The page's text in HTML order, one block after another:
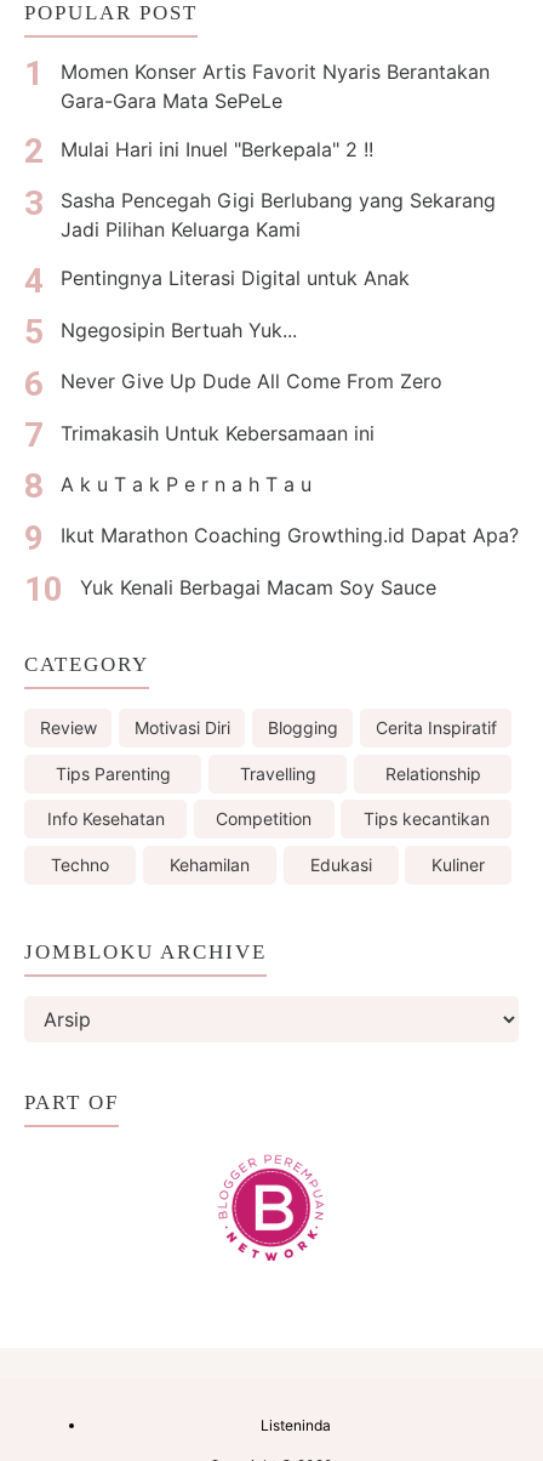
POPULAR POST
Momen Konser Artis Favorit Nyaris Berantakan
Gara-Gara Mata SePeLe
Mulai Hari ini Inuel "Berkepala" 2 !!
Sasha Pencegah Gigi Berlubang yang Sekarang
Jadi Pilihan Keluarga Kami
Pentingnya Literasi Digital untuk Anak
Ngegosipin Bertuah Yuk...
Never Give Up Dude All Come From Zero
Trimakasih Untuk Kebersamaan ini
A k u T a k P e r n a h T a u
Ikut Marathon Coaching Growthing.id Dapat Apa?
Yuk Kenali Berbagai Macam Soy Sauce
CATEGORY
Review Motivasi Diri Blogging Cerita Inspiratif
Tips Parenting Travelling Relationship
Info Kesehatan Competition Tips kecantikan
Techno Kehamilan Edukasi Kuliner
JOMBLOKU ARCHIVE
PART OF
Listeninda